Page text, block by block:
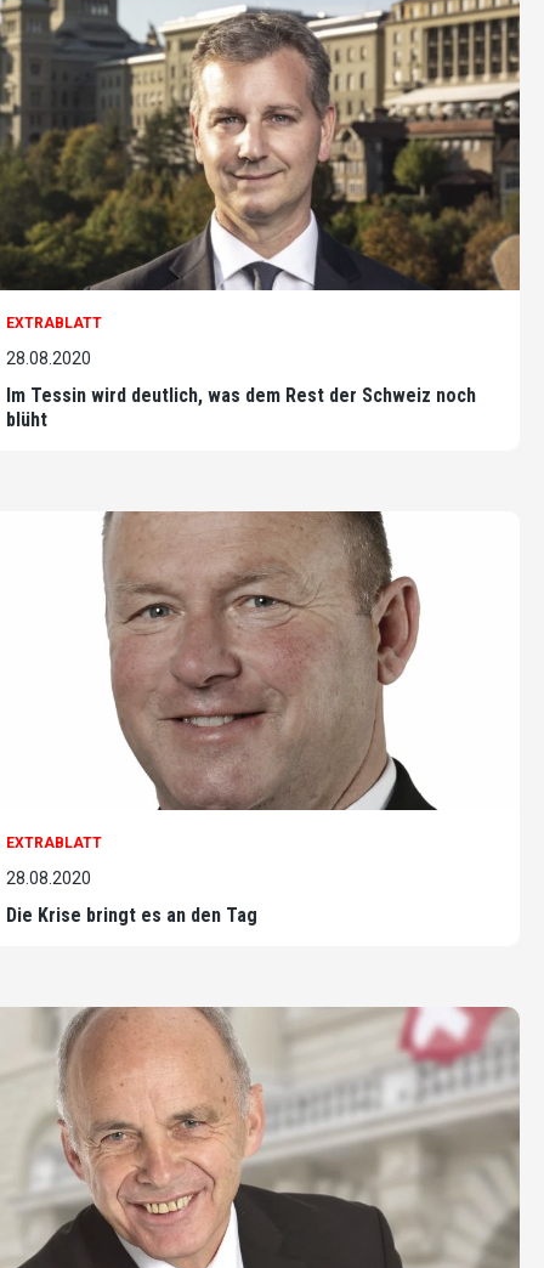
EXTRABLATT
28.08.2020
Im Tessin wird deutlich, was dem Rest der Schweiz noch
blüht
EXTRABLATT
28.08.2020
Die Krise bringt es an den Tag